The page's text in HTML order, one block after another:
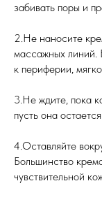
забивать поры и
2.Не наносите
массажных линий.
к периферии,
3.Не ждите, пока
пусть она
4.Оставляйте
Большинство
чувствительной